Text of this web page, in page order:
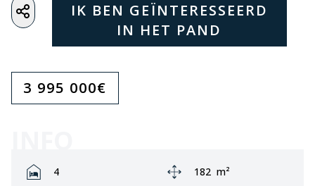
IK BEN GEÏNTERESSEERD
IN HET PAND
3 995 000€
Rooms:
4 Area:
182 m²